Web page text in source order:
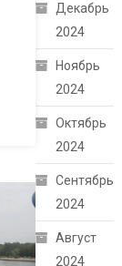
Декабрь
2024
Ноябрь
2024
Октябрь
2024
Сентябрь
2024
Август
2024